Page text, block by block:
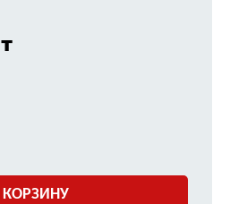
КОРЗИНУ